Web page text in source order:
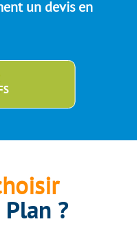
un devis en
?